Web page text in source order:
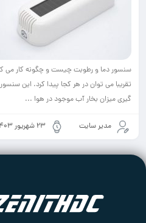
چیست و چگونه کار می کند؟ امروزه سنسور
هر کجا پیدا کرد. این سنسور ها قابلیت های
آب موجود در هوا ...
۲۳ شهریور ۱۴۰۳